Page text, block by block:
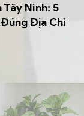
Tây Ninh: 5
Đúng Địa Chỉ